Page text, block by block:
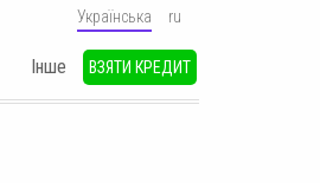
Українська ru
Iнше ВЗЯТИ КРЕДИТ